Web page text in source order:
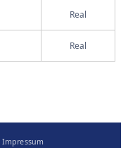
Real
Real
Impressum